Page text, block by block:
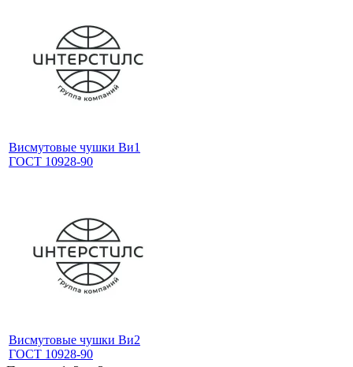
Висмутовые чушки Ви1
ГОСТ 10928-90
Висмутовые чушки Ви2
ГОСТ 10928-90